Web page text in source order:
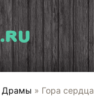
.RU
Драмы » Гора сердца